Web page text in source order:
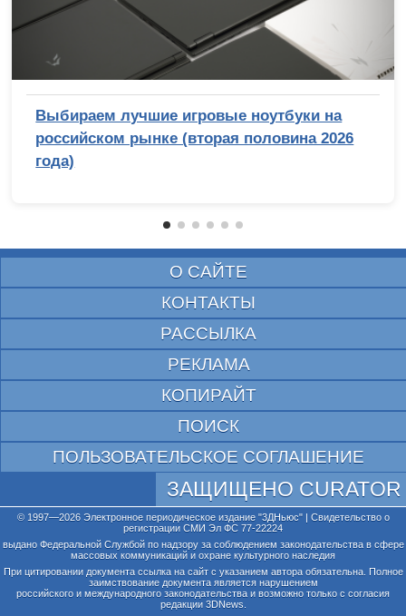
Выбираем лучшие игровые ноутбуки на
российском рынке (вторая половина 2026
года)
О САЙТЕ
КОНТАКТЫ
РАССЫЛКА
РЕКЛАМА
КОПИРАЙТ
ПОИСК
ПОЛЬЗОВАТЕЛЬСКОЕ СОГЛАШЕНИЕ
ЗАЩИЩЕНО CURATOR
© 1997—2026 Электронное периодическое издание "3ДНьюс" | Свидетельство о
регистрации СМИ Эл ФС 77-22224
выдано Федеральной Службой по надзору за соблюдением законодательства в сфере
массовых коммуникаций и охране культурного наследия
При цитировании документа ссылка на сайт с указанием автора обязательна. Полное
заимствование документа является нарушением
российского и международного законодательства и возможно только с согласия
редакции 3DNews.